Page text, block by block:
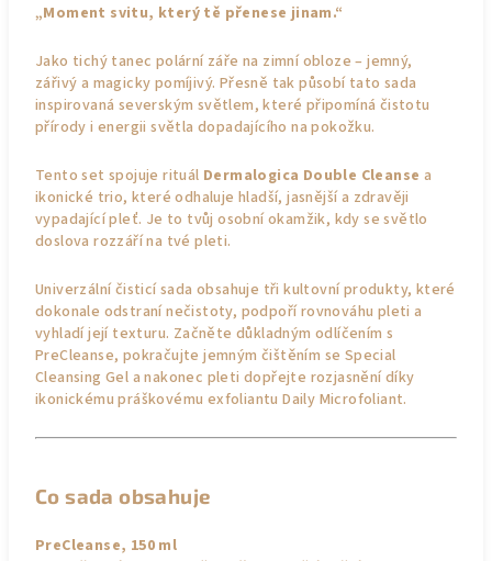
„Moment svitu, který tě přenese jinam.“
Jako tichý tanec polární záře na zimní obloze – jemný,
zářivý a magicky pomíjivý. Přesně tak působí tato sada
inspirovaná severským světlem, které připomíná čistotu
přírody i energii světla dopadajícího na pokožku.
Tento set spojuje rituál Dermalogica Double Cleanse a
ikonické trio, které odhaluje hladší, jasnější a zdravěji
vypadající pleť. Je to tvůj osobní okamžik, kdy se světlo
doslova rozzáří na tvé pleti.
Univerzální čisticí sada obsahuje tři kultovní produkty, které
dokonale odstraní nečistoty, podpoří rovnováhu pleti a
vyhladí její texturu. Začněte důkladným odlíčením s
PreCleanse, pokračujte jemným čištěním se Special
Cleansing Gel a nakonec pleti dopřejte rozjasnění díky
ikonickému práškovému exfoliantu Daily Microfoliant.
Co sada obsahuje
PreCleanse, 150 ml